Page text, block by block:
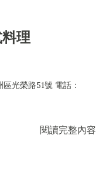
理
光榮路51號 電話：
閱讀完整內容